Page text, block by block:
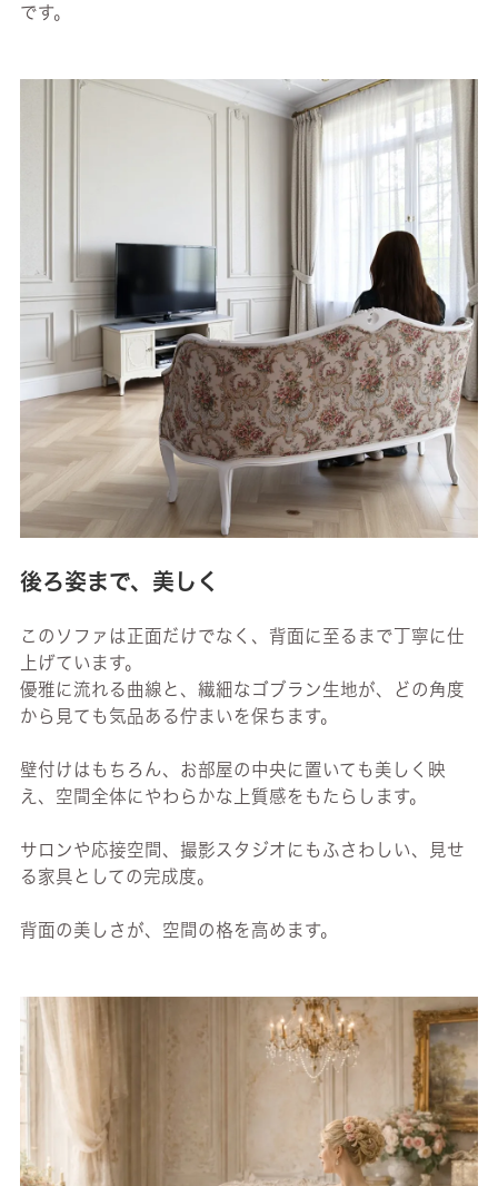
です。
後ろ姿まで、美しく
このソファは正面だけでなく、背面に至るまで丁寧に仕
上げています。
優雅に流れる曲線と、繊細なゴブラン生地が、どの角度
から見ても気品ある佇まいを保ちます。
壁付けはもちろん、お部屋の中央に置いても美しく映
え、空間全体にやわらかな上質感をもたらします。
サロンや応接空間、撮影スタジオにもふさわしい、見せ
る家具としての完成度。
背面の美しさが、空間の格を高めます。